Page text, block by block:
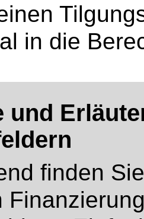
in die
und
finden